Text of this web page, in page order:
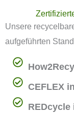
Unsere
aufgeführten
CEFLEX
REDcycle